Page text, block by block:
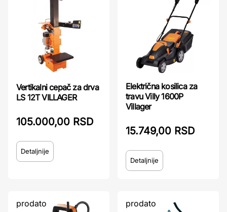
Vertikalni cepač za drva
LS 12T VILLAGER
105.000,00 RSD
Detaljnije
Električna kosilica za
travu Villy 1600P
Villager
15.749,00 RSD
Detaljnije
prodato prodato